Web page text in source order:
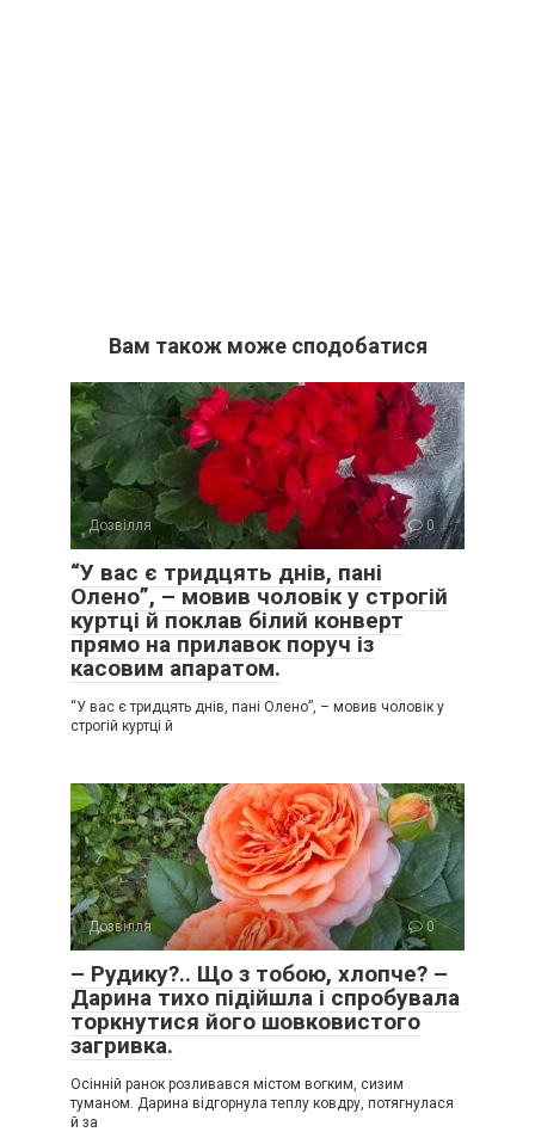
Вам також може сподобатися
Дозвілля 0
“У вас є тридцять днів, пані
Олено”, – мовив чоловік у строгій
куртці й поклав білий конверт
прямо на прилавок поруч із
касовим апаратом.
“У вас є тридцять днів, пані Олено”, – мовив чоловік у
строгій куртці й
Дозвілля 0
– Рудику?.. Що з тобою, хлопче? –
Дарина тихо підійшла і спробувала
торкнутися його шовковистого
загривка.
Осінній ранок розливався містом вогким, сизим
туманом. Дарина відгорнула теплу ковдру, потягнулася
й за